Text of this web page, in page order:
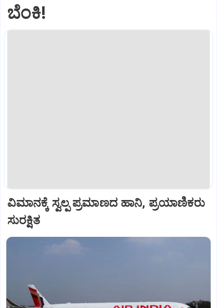
ಬೆಂಕಿ!
ವಿಮಾನಕ್ಕೆ ಸ್ವಲ್ಪ ಪ್ರಮಾಣದ ಹಾನಿ, ಪ್ರಯಾಣಿಕರು
ಸುರಕ್ಷಿತ